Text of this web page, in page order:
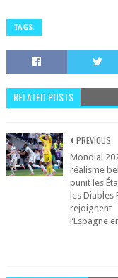
TAGS:
RELATED POSTS
PREVIOUS
Mondial
réalisme
punit les
les Diables
rejoignent
l’Espagne